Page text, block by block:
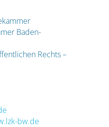
Baden-
Rechts –
bw.de